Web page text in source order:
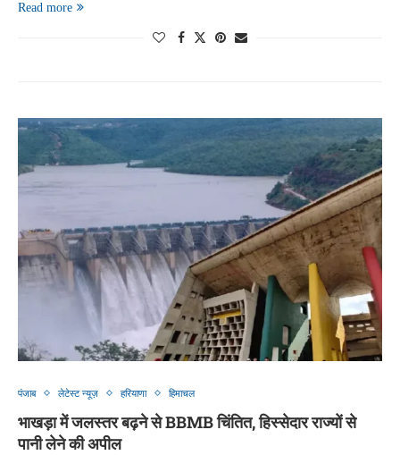
Read more
पंजाब लेटेस्ट न्यूज़ हरियाणा हिमाचल
भाखड़ा में जलस्तर बढ़ने से BBMB चिंतित, हिस्सेदार राज्यों से
पानी लेने की अपील